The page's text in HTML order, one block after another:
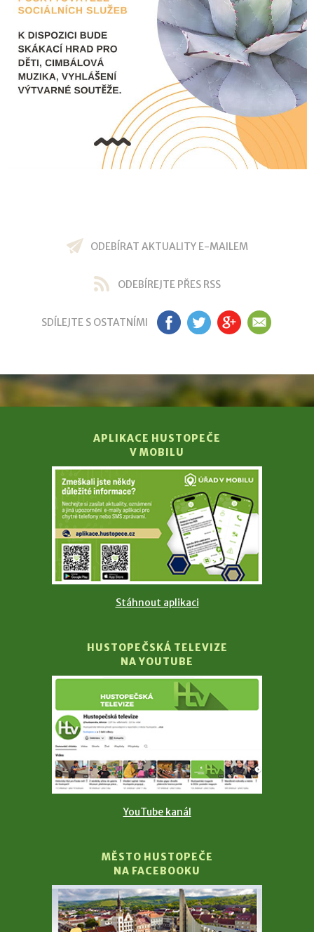
ODEBÍRAT AKTUALITY E-MAILEM
ODEBÍREJTE PŘES RSS
SDÍLEJTE S OSTATNÍMI FB TW GP EM
APLIKACE HUSTOPEČE
V MOBILU
Stáhnout aplikaci
HUSTOPEČSKÁ TELEVIZE
NA YOUTUBE
YouTube kanál
MĚSTO HUSTOPEČE
NA FACEBOOKU